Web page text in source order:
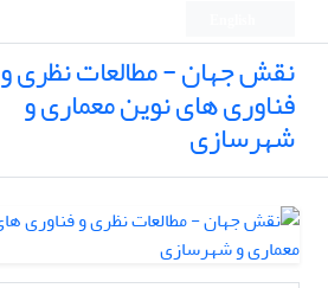
نقش جهان - مطالعات نظری و
فناوری های نوین معماری و
شهرسازی